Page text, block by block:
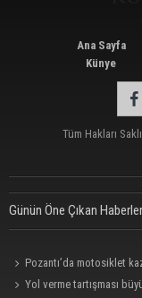
Ana Sayfa
Künye
Tüm Hakları
Günün Öne Çıkan
Pozantı’da motosiklet
hayatını kaybetti
Yol verme tartışması